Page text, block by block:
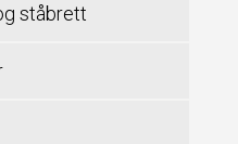
ståbrett